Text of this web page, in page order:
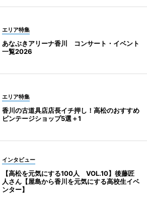
エリア特集
あなぶきアリーナ香川 コンサート・イベント
一覧2026
エリア特集
香川の古道具店店長イチ押し！高松のおすすめ
ビンテージショップ5選＋1
インタビュー
【高松を元気にする100人 VOL.10】後藤匠
人さん【屋島から香川を元気にする高校生イベ
ンター】